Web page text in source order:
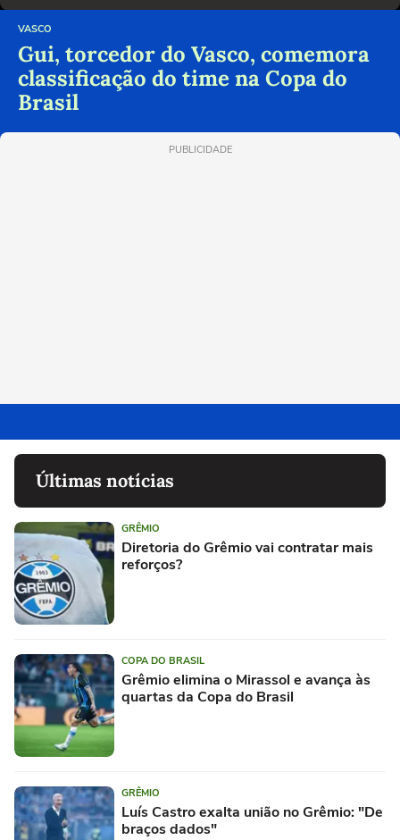
VASCO
Gui, torcedor do Vasco, comemora
classificação do time na Copa do
Brasil
PUBLICIDADE
Últimas notícias
GRÊMIO
Diretoria do Grêmio vai contratar mais
reforços?
COPA DO BRASIL
Grêmio elimina o Mirassol e avança às
quartas da Copa do Brasil
GRÊMIO
Luís Castro exalta união no Grêmio: "De
braços dados"